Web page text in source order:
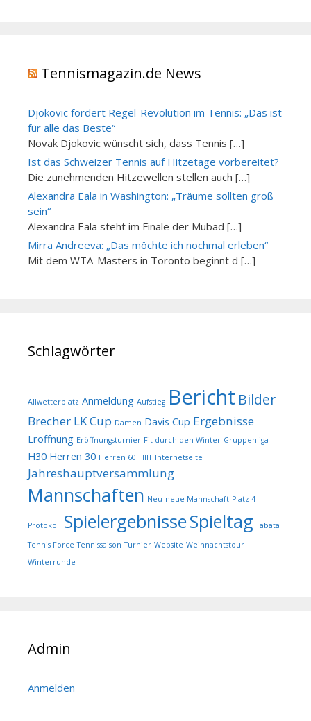
Tennismagazin.de News
Djokovic fordert Regel-Revolution im Tennis: „Das ist
für alle das Beste“
Novak Djokovic wünscht sich, dass Tennis […]
Ist das Schweizer Tennis auf Hitzetage vorbereitet?
Die zunehmenden Hitzewellen stellen auch […]
Alexandra Eala in Washington: „Träume sollten groß
sein“
Alexandra Eala steht im Finale der Mubad […]
Mirra Andreeva: „Das möchte ich nochmal erleben“
Mit dem WTA-Masters in Toronto beginnt d […]
Schlagwörter
Allwetterplatz Anmeldung Aufstieg Bericht Bilder
Brecher LK Cup Damen Davis Cup Ergebnisse
Eröffnung Eröffnungsturnier Fit durch den Winter Gruppenliga
H30 Herren 30 Herren 60 HIIT Internetseite
Jahreshauptversammlung
Mannschaften Neu neue Mannschaft Platz 4
Protokoll SpielergebnisseSpieltag Tabata
Tennis Force Tennissaison Turnier Website Weihnachtstour
Winterrunde
Admin
Anmelden